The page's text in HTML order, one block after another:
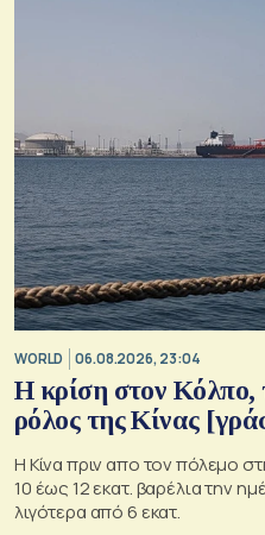
WORLD 06.08.2026, 23:04
Η κρίση στoν Κόλπο,
ρόλος της Κίνας
Η Κίνα πριν απο τον πόλεμο
10 έως 12 εκατ. βαρέλια την
λιγότερα από 6 εκατ.